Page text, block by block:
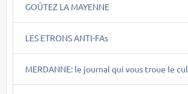
GOÛTEZ LA MAYENNE
LES ETRONS ANTI-FAs
MERDANNE: le journal qui vous troue le cul